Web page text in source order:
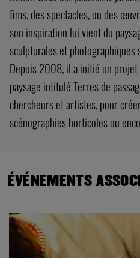
fims, des spectacles, ou des
son inspiration lui vient du
sculpturales et photographiques
Depuis 2008, il a initié un
paysage intitulé Terres de
chercheurs et artistes, pour
scénographies horticoles ou
ÉVÉNEMENTS